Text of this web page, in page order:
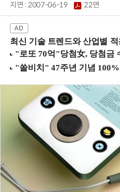
지면 :2007-06-19 22면
최신 기술 트렌드와 산업별 적용 사례, 실질적